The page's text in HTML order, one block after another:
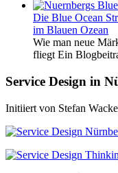
Die Blue Ocean
im Blauen Ozean
Wie man neue
fliegt Ein
Service Design in
Initiiert von Stefan